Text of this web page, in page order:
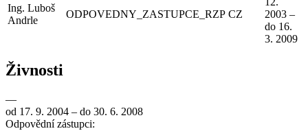
Ing. Luboš
Andrle
ODPOVEDNY_ZASTUPCE_RZP CZ
2003 –
do 16.
3. 2009
Živnosti
—
od 17. 9. 2004 – do 30. 6. 2008
Odpovědní zástupci: